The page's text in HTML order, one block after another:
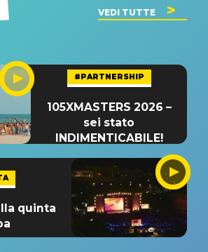
VEDI TUTTE
#PARTNERSHIP
105XMASTERS 2026 –
sei stato
INDIMENTICABILE!
quinta